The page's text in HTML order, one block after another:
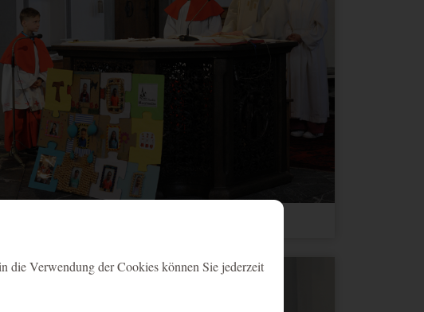
die Verwendung der Cookies können Sie jederzeit